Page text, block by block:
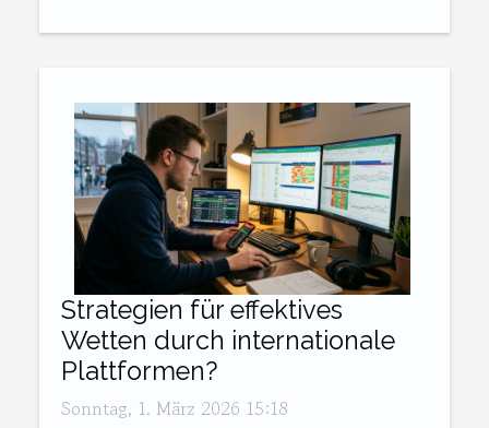
Strategien für effektives
Wetten durch internationale
Plattformen?
Sonntag, 1. März 2026 15:18